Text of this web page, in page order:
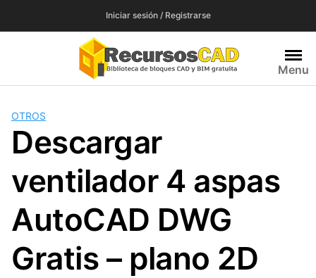
Iniciar sesión / Registrarse
Menu
OTROS
Descargar
ventilador 4 aspas
AutoCAD DWG
Gratis – plano 2D